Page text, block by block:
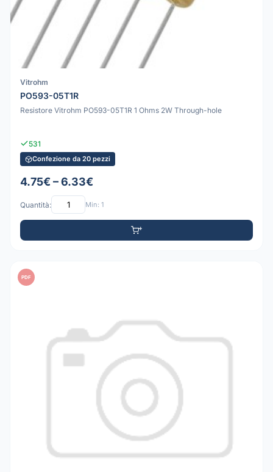
Vitrohm
PO593-05T1R
Resistore Vitrohm PO593-05T1R 1 Ohms 2W Through-hole
531
Confezione da 20 pezzi
4.75€ – 6.33€
Quantità: Min: 1
PDF